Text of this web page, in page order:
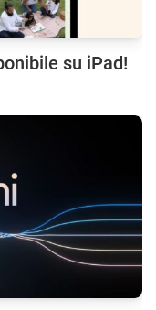
su iPad!